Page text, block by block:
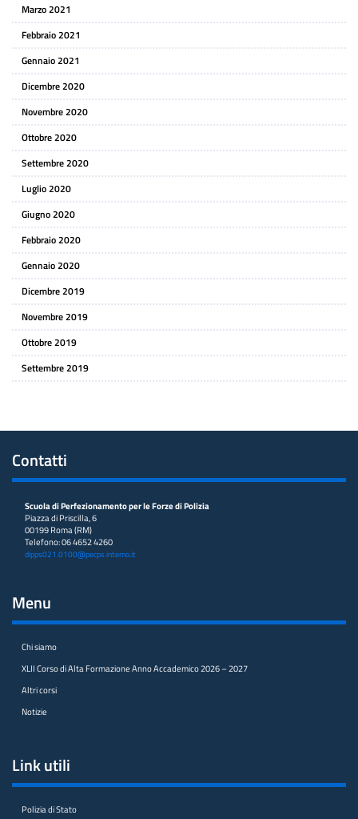
Marzo 2021
Febbraio 2021
Gennaio 2021
Dicembre 2020
Novembre 2020
Ottobre 2020
Settembre 2020
Luglio 2020
Giugno 2020
Febbraio 2020
Gennaio 2020
Dicembre 2019
Novembre 2019
Ottobre 2019
Settembre 2019
Contatti
Scuola di Perfezionamento per le Forze di Polizia
Piazza di Priscilla, 6
00199 Roma (RM)
Telefono: 06 4652 4260
dipps021.0100@pecps.interno.it
Menu
Chi siamo
XLII Corso di Alta Formazione Anno Accademico 2026 – 2027
Altri corsi
Notizie
Link utili
Polizia di Stato